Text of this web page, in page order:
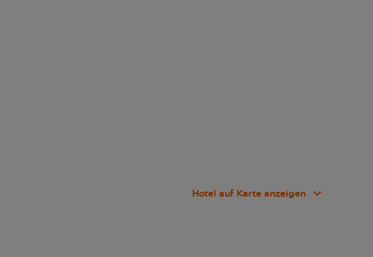
Hotel auf Karte anzeigen